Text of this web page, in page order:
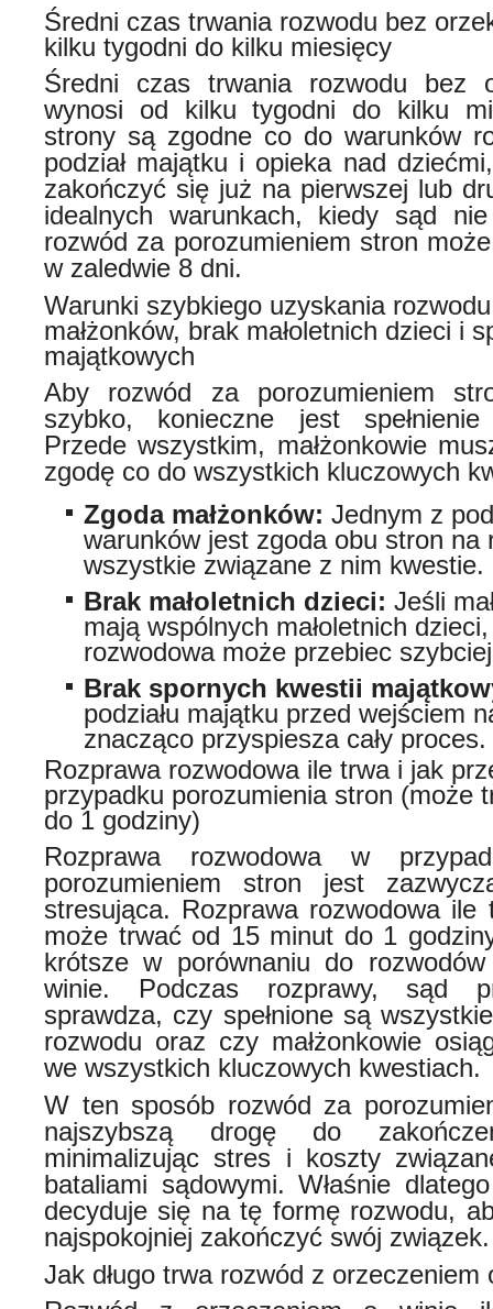
Średni czas trwania rozwodu bez
kilku tygodni do kilku miesięcy
Średni czas trwania rozwodu bez
wynosi od kilku tygodni do kilku
strony są zgodne co do warunków
podział majątku i opieka nad
zakończyć się już na pierwszej lub
idealnych warunkach, kiedy sąd
rozwód za porozumieniem stron
w zaledwie 8 dni.
Warunki szybkiego uzyskania
małżonków, brak małoletnich dzieci i
majątkowych
Aby rozwód za porozumieniem
szybko, konieczne jest
Przede wszystkim, małżonkowie
zgodę co do wszystkich kluczowych
Zgoda małżonków: Jednym z
warunków jest zgoda obu stron na
wszystkie związane z nim kwestie.
Brak małoletnich dzieci: Jeśli
mają wspólnych małoletnich
rozwodowa może przebiec
Brak spornych kwestii
podziału majątku przed wejściem
znacząco przyspiesza cały proces.
Rozprawa rozwodowa ile trwa i jak
przypadku porozumienia stron (może
do 1 godziny)
Rozprawa rozwodowa w
porozumieniem stron jest
stresująca. Rozprawa rozwodowa ile
może trwać od 15 minut do 1
krótsze w porównaniu do
winie. Podczas rozprawy, sąd
sprawdza, czy spełnione są
rozwodu oraz czy małżonkowie
we wszystkich kluczowych kwestiach.
W ten sposób rozwód za
najszybszą drogę do
minimalizując stres i koszty
bataliami sądowymi. Właśnie
decyduje się na tę formę rozwodu,
najspokojniej zakończyć swój związek.
Jak długo trwa rozwód z orzeczeniem